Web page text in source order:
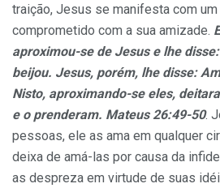
traição, Jesus se manifesta com
comprometido com a sua amizade.
aproximou-se de Jesus e lhe
beijou. Jesus, porém, lhe disse:
Nisto, aproximando-se eles,
e o prenderam. Mateus 26:49-50.
pessoas, ele as ama em qualquer
deixa de amá-las por causa da
as despreza em virtude de suas